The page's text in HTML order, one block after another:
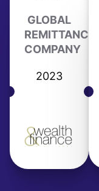
GLOBAL
REMITTANCE
COMPANY
2023